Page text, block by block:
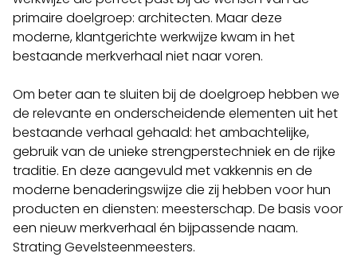
primaire doelgroep: architecten. Maar deze
moderne, klantgerichte werkwijze kwam in het
bestaande merkverhaal niet naar voren.
Om beter aan te sluiten bij de doelgroep hebben we
de relevante en onderscheidende elementen uit het
bestaande verhaal gehaald: het ambachtelijke,
gebruik van de unieke strengperstechniek en de rijke
traditie. En deze aangevuld met vakkennis en de
moderne benaderingswijze die zij hebben voor hun
producten en diensten: meesterschap. De basis voor
een nieuw merkverhaal én bijpassende naam.
Strating Gevelsteenmeesters.